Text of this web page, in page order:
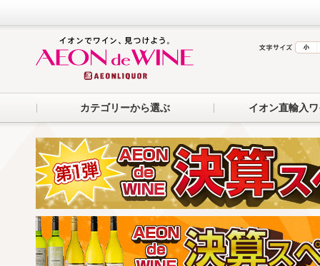
カテゴリーから選ぶ イオン直輸入